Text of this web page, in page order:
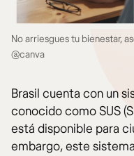
No arriesgues tu bienestar,
@canva
Brasil cuenta con un
conocido como SUS
está disponible para
embargo, este